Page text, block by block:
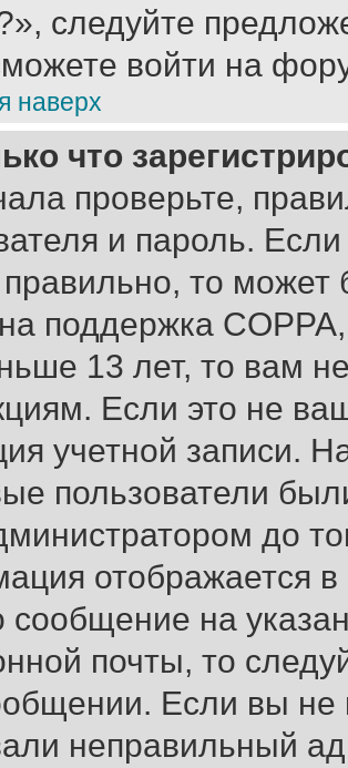
следуйте
войти на
наверх
что
проверьте,
и пароль.
то может
поддержка
13 лет, то вам
Если это не
учетной записи.
пользователи
до
отображается
на
почты, то
Если вы
неправильный